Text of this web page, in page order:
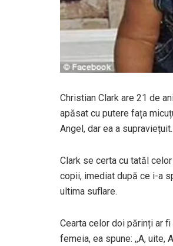
Christian Clark are 21 de
apăsat cu putere fața
Angel, dar ea a supraviețuit.
Clark se certa cu tatăl
copii, imediat după ce i-a
ultima suflare.
Cearta celor doi părinți ar
femeia, ea spune: ,,A, uite,